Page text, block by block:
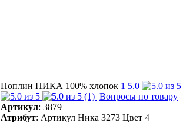
Поплин НИКА 100% хлопок 1 5.0
(1) Вопросы по товару
Артикул: 3879
Атрибут: Артикул Ника 3273 Цвет 4